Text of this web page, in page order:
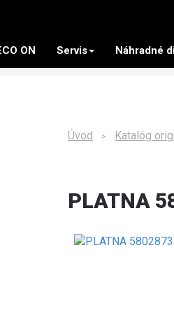
ON Servis Náhradné
Úvod > Katalóg
PLATNA